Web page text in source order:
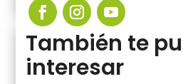
También te
interesar